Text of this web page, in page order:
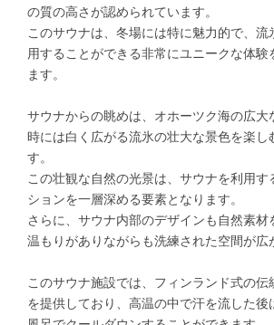
の質の高さが認められています。
このサウナは、冬場には特に魅力的で、流
用することができる非常にユニークな体験
ます。
サウナからの眺めは、オホーツク海の広大
時には白く広がる流氷の壮大な景色を楽し
す。
この壮観な自然の光景は、サウナを利用す
ションを一層深める要素となります。
さらに、サウナ内部のデザインも自然素材
温もりがありながらも洗練された空間が広
このサウナ施設では、フィンランド式の伝
を提供しており、高温の中で汗を流した後